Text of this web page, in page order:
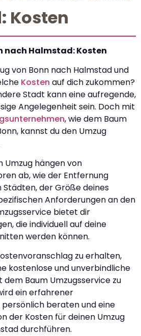
Kosten
nach Halmstad: Kosten
von Bonn nach Halmstad und
Kosten auf dich zukommen?
Stadt kann eine aufregende,
Angelegenheit sein. Doch mit
, wie dem Baum
kannst du den Umzug
Umzug hängen von
ab, wie der Entfernung
Städten, der Größe deines
Anforderungen an den
bietet dir
die individuell auf deine
werden können.
zu erhalten,
kostenlose und unverbindliche
Baum Umzugsservice zu
ein erfahrener
beraten und eine
der Kosten für deinen Umzug
durchführen.